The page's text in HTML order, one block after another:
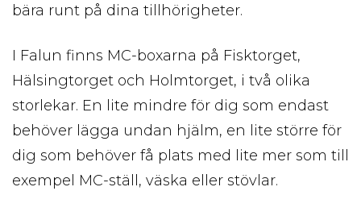
bära runt på dina tillhörigheter.
I Falun finns MC-boxarna på Fisktorget,
Hälsingtorget och Holmtorget, i två olika
storlekar. En lite mindre för dig som endast
behöver lägga undan hjälm, en lite större för
dig som behöver få plats med lite mer som till
exempel MC-ställ, väska eller stövlar.